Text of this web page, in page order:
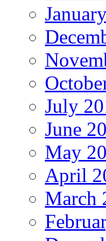
July
June
May
April
March